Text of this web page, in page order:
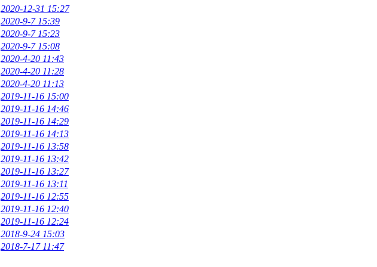
2020-12-31 15:27
2020-9-7 15:39
2020-9-7 15:23
2020-9-7 15:08
2020-4-20 11:43
2020-4-20 11:28
2020-4-20 11:13
2019-11-16 15:00
2019-11-16 14:46
2019-11-16 14:29
2019-11-16 14:13
2019-11-16 13:58
2019-11-16 13:42
2019-11-16 13:27
2019-11-16 13:11
2019-11-16 12:55
2019-11-16 12:40
2019-11-16 12:24
2018-9-24 15:03
2018-7-17 11:47